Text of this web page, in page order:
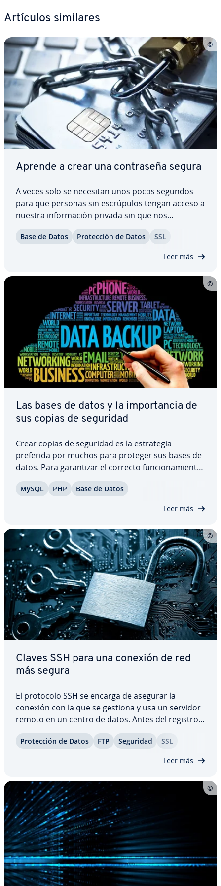
Artículos similares
Aprende a crear una co­n­tra­se­ña segura
A veces solo se necesitan unos pocos segundos
para que personas sin es­crú­pu­los tengan acceso a
nuestra in­fo­r­ma­ción privada sin que nos
enteremos. La razón es que en la mayoría de los
casos, una co­n­tra­se­ña personal es el único
Base de Datos Pro­te­c­ción de Datos SSL
Leer más
Las bases de datos y la im­po­r­ta­n­cia de
sus copias de seguridad
Crear copias de seguridad es la es­tra­te­gia
preferida por muchos para proteger sus bases de
datos. Para ga­ra­n­ti­zar el correcto fu­n­cio­na­mie­n­to
adicional, así como de di­s­po­si­ti­vos que pro­po­r­cio­
MySQL PHP Base de Datos
Leer más
Claves SSH para una conexión de red
más segura
El protocolo SSH se encarga de asegurar la
conexión con la que se gestiona y usa un servidor
remoto en un centro de datos. Antes del registro
en el servidor se ha de seguir un proceso de au­te­
n­ti­ca­ción que ge­ne­ra­l­me­n­te usa la forma estándar
Pro­te­c­ción de Datos FTP Seguridad SSL
Leer más